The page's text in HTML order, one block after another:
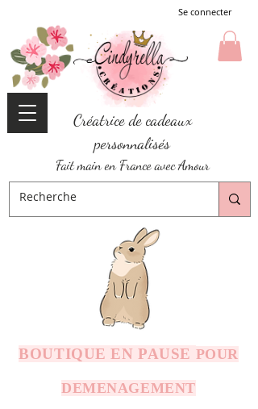
Se connecter
Créatrice de cadeaux
personnalisés
Fait main en France avec Amour
BOUTIQUE EN PAUSE POUR
DEMENAGEMENT